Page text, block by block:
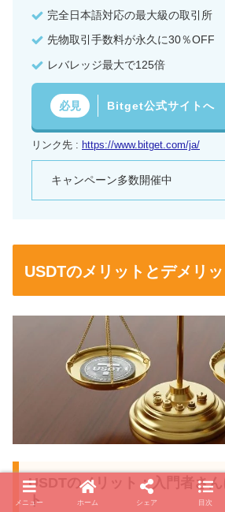
完全日本語対応の最大級の取引所
先物取引手数料が永久に30％OFF
レバレッジ最大で125倍
必見 Bitget公式サイトへ
リンク先 : https://www.bitget.com/ja/
キャンペーン多数開催中
USDTのメリットとデメリッ
USDTのメリット：入門者さ
ト
メニュー ホーム シェア 目次